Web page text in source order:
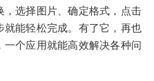
选择图片、确定格式，点击
能轻松完成。有了它，再也
个应用就能高效解决各种问